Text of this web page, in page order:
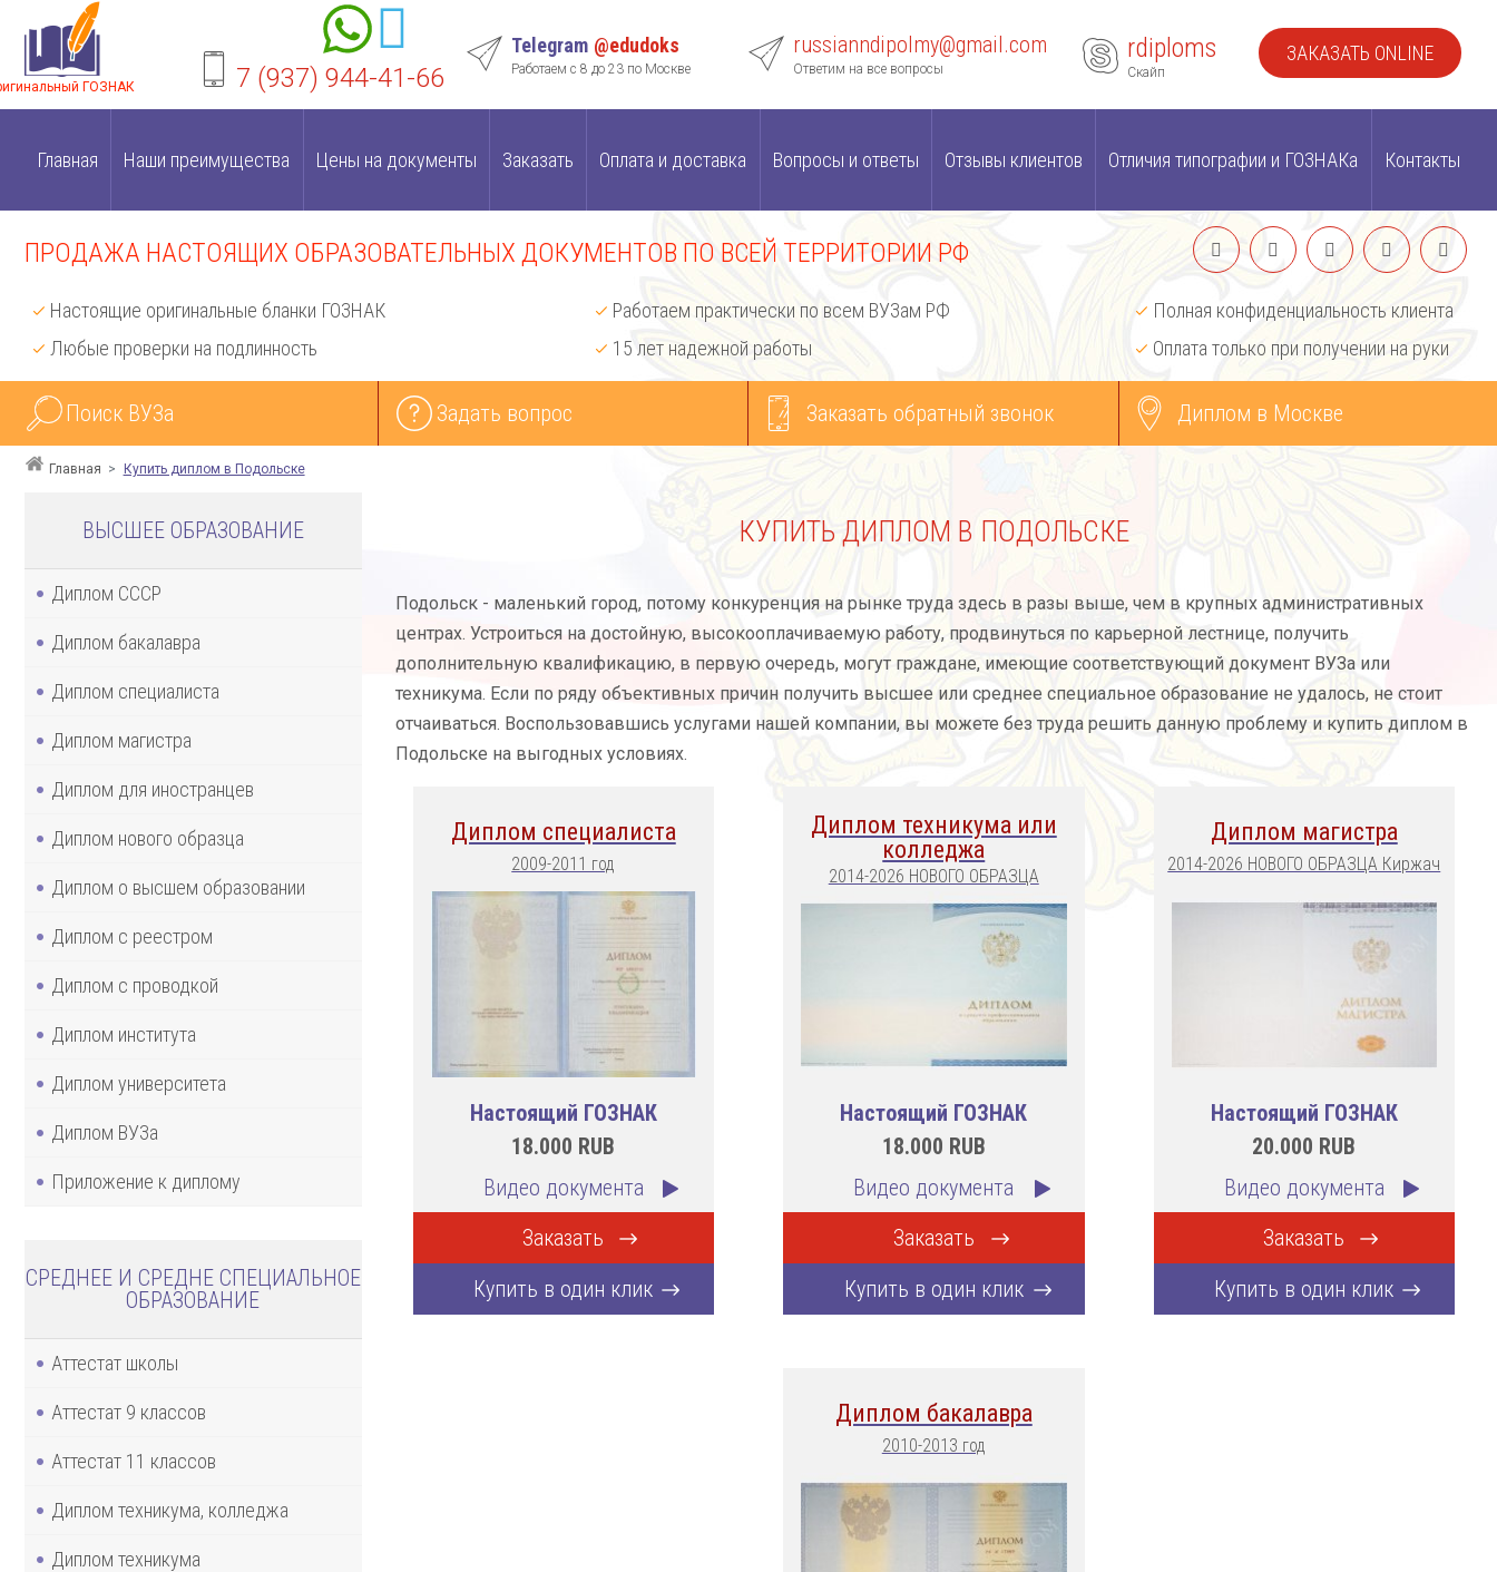
ГОЗНАК 7 (937) 944-41-66
Telegram @edudoks
Работаем с 8 до 23 по Москве
russianndipolmy@gmail.com
Ответим на все вопросы
rdiploms
Скайп
ЗАКАЗАТЬ ONLINE
Главная Наши преимущества Цены на документы Заказать Оплата и доставка Вопросы и ответы Отзывы клиентов Отличия типографии и ГОЗНАКа Контакты
ПРОДАЖА НАСТОЯЩИХ ОБРАЗОВАТЕЛЬНЫХ ДОКУМЕНТОВ ПО ВСЕЙ ТЕРРИТОРИИ РФ
Настоящие оригинальные бланки ГОЗНАК
Любые проверки на подлинность
Работаем практически по всем ВУЗам РФ
15 лет надежной работы
Полная конфиденциальность клиента
Оплата только при получении на руки
Поиск ВУЗа Задать вопрос Заказать обратный звонок Диплом в Москве
Главная Купить диплом в Подольске
ВЫСШЕЕ ОБРАЗОВАНИЕ
Диплом СССР
Диплом бакалавра
Диплом специалиста
Диплом магистра
Диплом для иностранцев
Диплом нового образца
Диплом о высшем образовании
Диплом с реестром
Диплом с проводкой
Диплом института
Диплом университета
Диплом ВУЗа
Приложение к диплому
СРЕДНЕЕ И СРЕДНЕ СПЕЦИАЛЬНОЕ
ОБРАЗОВАНИЕ
Аттестат школы
Аттестат 9 классов
Аттестат 11 классов
Диплом техникума, колледжа
Диплом техникума
КУПИТЬ ДИПЛОМ В ПОДОЛЬСКЕ
Подольск - маленький город, потому конкуренция на рынке труда здесь в разы выше, чем в крупных административных
центрах. Устроиться на достойную, высокооплачиваемую работу, продвинуться по карьерной лестнице, получить
дополнительную квалификацию, в первую очередь, могут граждане, имеющие соответствующий документ ВУЗа или
техникума. Если по ряду объективных причин получить высшее или среднее специальное образование не удалось, не стоит
отчаиваться. Воспользовавшись услугами нашей компании, вы можете без труда решить данную проблему и купить диплом в
Подольске на выгодных условиях.
Диплом специалиста
2009-2011 год
Настоящий ГОЗНАК
18.000 RUB
Видео документа
Заказать
Купить в один клик
Диплом техникума или
колледжа
2014-2026 НОВОГО ОБРАЗЦА
Настоящий ГОЗНАК
18.000 RUB
Видео документа
Заказать
Купить в один клик
Диплом магистра
2014-2026 НОВОГО ОБРАЗЦА Киржач
Настоящий ГОЗНАК
20.000 RUB
Видео документа
Заказать
Купить в один клик
Диплом бакалавра
2010-2013 год